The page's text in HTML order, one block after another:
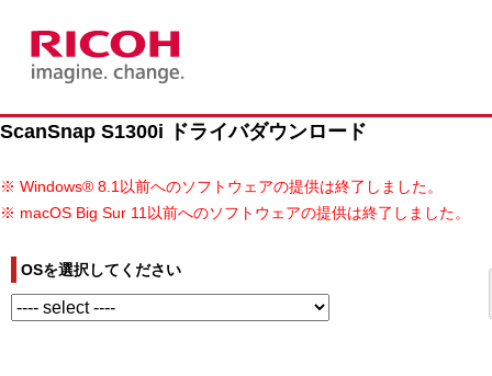
ScanSnap S1300i ドライバダウンロード
※ Windows® 8.1以前へのソフトウェアの提供は終了しました。
※ macOS Big Sur 11以前へのソフトウェアの提供は終了しました。
OSを選択してください